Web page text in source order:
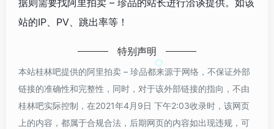
据则需要找阿里拍卖 – 珍品的站长进行洽谈提供。如该
站的IP、PV、跳出率等！
特别声明
本站桂林吧提供的阿里拍卖 – 珍品都来源于网络，不保证外部
链接的准确性和完整性，同时，对于该外部链接的指向，不由
桂林吧实际控制，在2021年4月9日 下午2:03收录时，该网页
上的内容，都属于合规合法，后期网页的内容如出现违规，可